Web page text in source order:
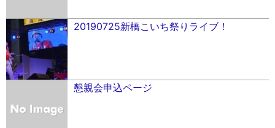
20190725新橋こいち祭りライブ！
懇親会申込ページ